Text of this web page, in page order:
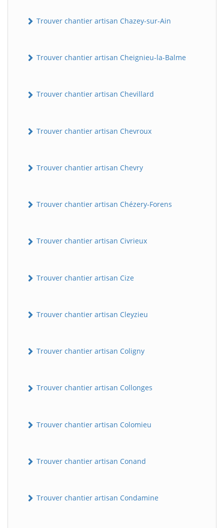
Trouver chantier artisan Chazey-sur-Ain
Trouver chantier artisan Cheignieu-la-Balme
Trouver chantier artisan Chevillard
Trouver chantier artisan Chevroux
Trouver chantier artisan Chevry
Trouver chantier artisan Chézery-Forens
Trouver chantier artisan Civrieux
Trouver chantier artisan Cize
Trouver chantier artisan Cleyzieu
Trouver chantier artisan Coligny
Trouver chantier artisan Collonges
Trouver chantier artisan Colomieu
Trouver chantier artisan Conand
Trouver chantier artisan Condamine
B BatiWebPro